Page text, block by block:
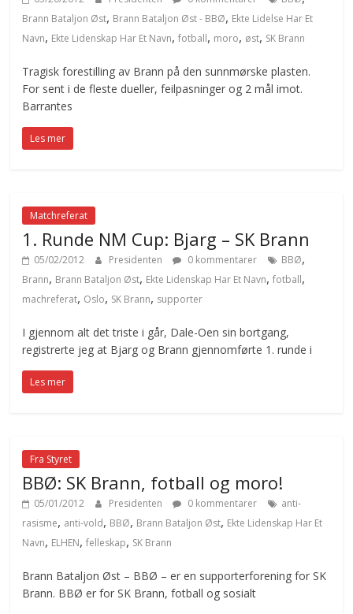
Brann Bataljon Øst, Brann Bataljon Øst - BBØ, Ekte Lidelse Har Et
Navn, Ekte Lidenskap Har Et Navn,fotball, moro, øst, SK Brann
Tragisk forestilling av Brann på den sunnmørske plasten.
For sent i de fleste dueller, feilpasninger og 2 mål imot.
Barrantes
Les mer
Matchreferat
1. Runde NM Cup: Bjarg – SK Brann
05/02/2012 Presidenten 0 kommentarer BBØ,
Brann, Brann Bataljon Øst, Ekte Lidenskap Har Et Navn,fotball,
machreferat, Oslo, SK Brann, supporter
I gjennom alt det triste i går, Dale-Oen sin bortgang,
registrerte jeg at Bjarg og Brann gjennomførte 1. runde i
Les mer
Fra Styret
BBØ: SK Brann, fotball og moro!
05/01/2012 Presidenten 0 kommentarer
anti-
rasisme, anti-vold, BBØ, Brann Bataljon Øst, Ekte Lidenskap Har Et
Navn, ELHEN,felleskap, SK Brann
Brann Bataljon Øst – BBØ – er en supporterforening for SK
Brann. BBØ er for SK Brann, fotball og sosialt